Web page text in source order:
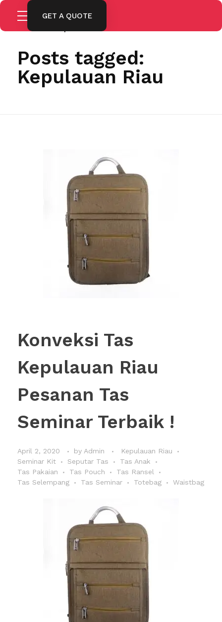
GET A QUOTE
Home Kepulauan Riau
Posts tagged:
Kepulauan Riau
Konveksi Tas
Kepulauan Riau
Pesanan Tas
Seminar Terbaik !
April 2, 2020 by Admin
Kepulauan Riau
Seminar Kit
Seputar Tas
Tas Anak
Tas Pakaian
Tas Pouch
Tas Ransel
Tas Selempang
Tas Seminar Totebag Waistbag